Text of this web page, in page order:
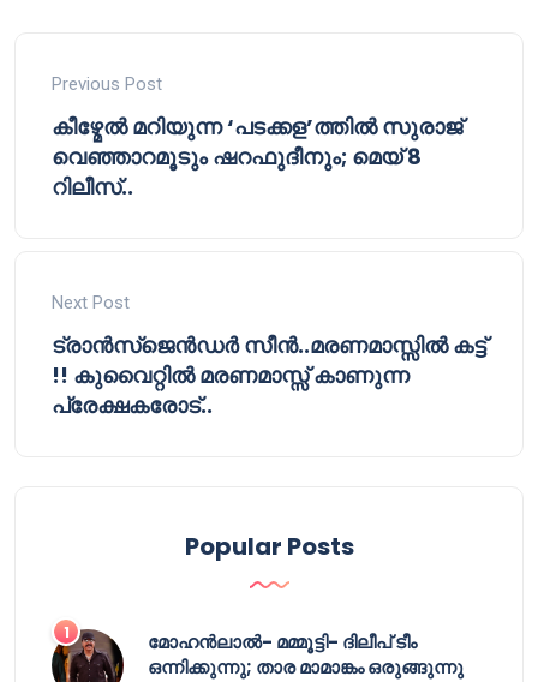
Previous Post
കീഴ്മേൽ മറിയുന്ന ‘പടക്കള’ത്തിൽ സുരാജ്
വെഞ്ഞാറമൂടും ഷറഫുദീനും; മെയ് 8
റിലീസ്..
Next Post
ട്രാൻസ്ജെൻഡർ സീൻ..മരണമാസ്സിൽ കട്ട്
!! കുവൈറ്റിൽ മരണമാസ്സ് കാണുന്ന
പ്രേക്ഷകരോട്..
Popular Posts
മോഹൻലാൽ- മമ്മൂട്ടി- ദിലീപ് ടീം
ഒന്നിക്കുന്നു; താര മാമാങ്കം ഒരുങ്ങുന്നു